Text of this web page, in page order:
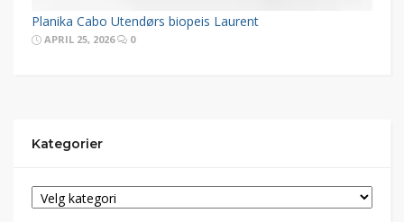
Planika Cabo Utendørs biopeis Laurent
APRIL 25, 2026 0
Kategorier